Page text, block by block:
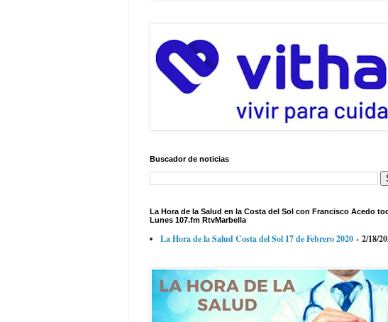
Buscador de noticias
La Hora de la Salud en la Costa del Sol con Francisco Acedo
Lunes 107.fm RtvMarbella
La Hora de la Salud Costa del Sol 17 de Febrero 2020 - 2/18/